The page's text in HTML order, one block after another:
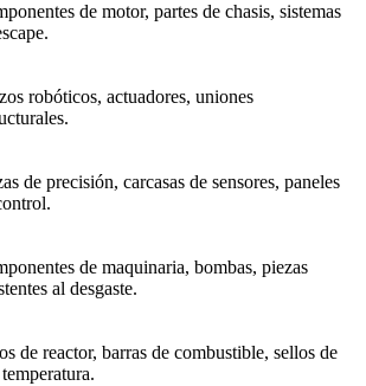
de motor, partes de chasis, sistemas
robóticos, actuadores, uniones
de precisión, carcasas de sensores, paneles
de maquinaria, bombas, piezas
al desgaste.
de reactor, barras de combustible, sellos de